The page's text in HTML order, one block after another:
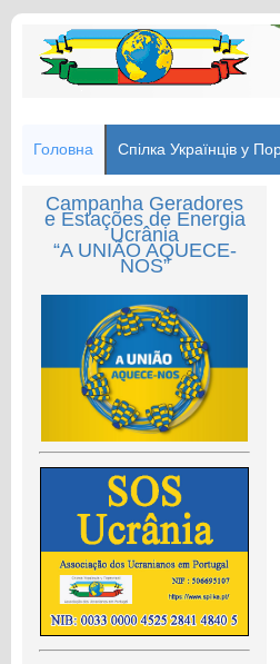
Головна Спілка Українців у
Campanha Geradores
e Estações de Energia
Ucrânia
“A UNIÃO AQUECE-
NOS”